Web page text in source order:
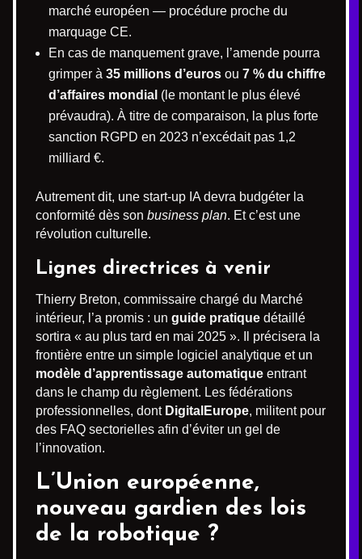
marché européen — procédure proche du
marquage CE.
En cas de manquement grave, l’amende pourra
grimper à 35 millions d’euros ou 7 % du chiffre
d’affaires mondial (le montant le plus élevé
prévaudra). À titre de comparaison, la plus forte
sanction RGPD en 2023 n’excédait pas 1,2
milliard €.
Autrement dit, une start-up IA devra budgéter la
conformité dès son business plan. Et c’est une
révolution culturelle.
Lignes directrices à venir
Thierry Breton, commissaire chargé du Marché
intérieur, l’a promis : un guide pratique détaillé
sortira « au plus tard en mai 2025 ». Il précisera la
frontière entre un simple logiciel analytique et un
modèle d’apprentissage automatique entrant
dans le champ du règlement. Les fédérations
professionnelles, dont DigitalEurope, militent pour
des FAQ sectorielles afin d’éviter un gel de
l’innovation.
L’Union européenne,
nouveau gardien des lois
de la robotique ?